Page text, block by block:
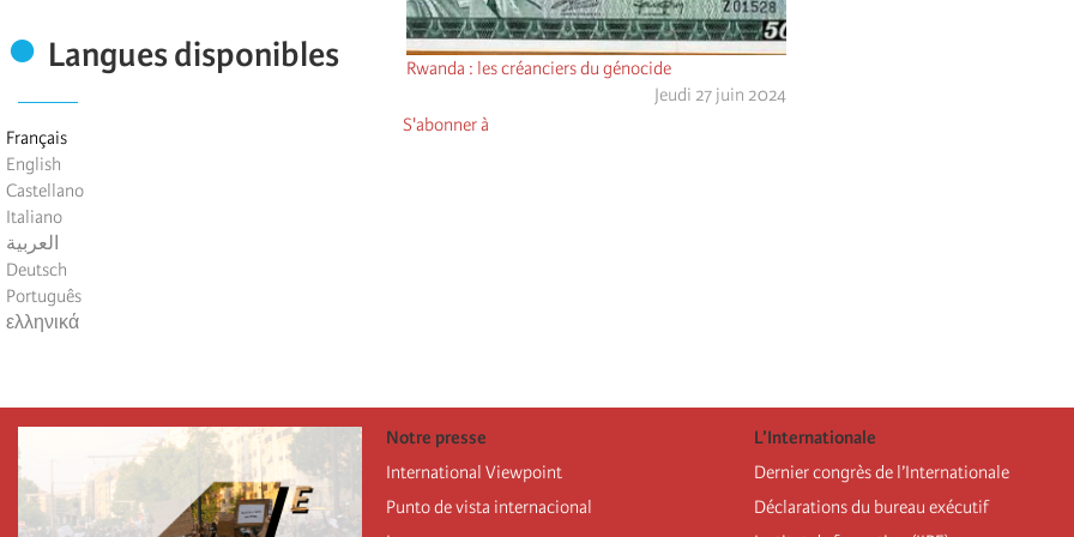
Langues disponibles
Français
English
Castellano
Italiano
العربية
Deutsch
Português
ελληνικά
Rwanda : les créanciers du génocide
Jeudi 27 juin 2024
S'abonner à
Notre presse
International Viewpoint
Punto de vista internacional
L’Internationale
Dernier congrès de l’Internationale
Déclarations du bureau exécutif